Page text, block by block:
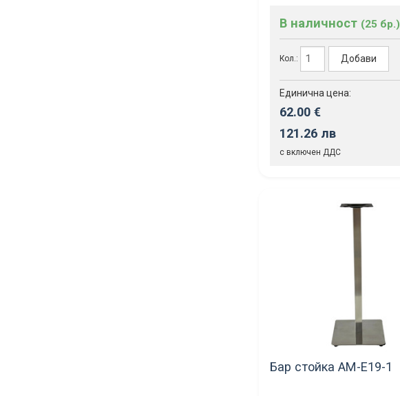
В наличност (25 бр.)
Кол.: Добави
Единична цена:
62.00 €
121.26 лв
с включен ДДС
Бар стойка АМ-Е19-1